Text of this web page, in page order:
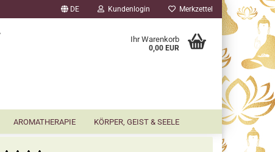
DE Kundenlogin Merkzettel
Ihr Warenkorb
0,00 EUR
AROMATHERAPIE KÖRPER, GEIST & SEELE